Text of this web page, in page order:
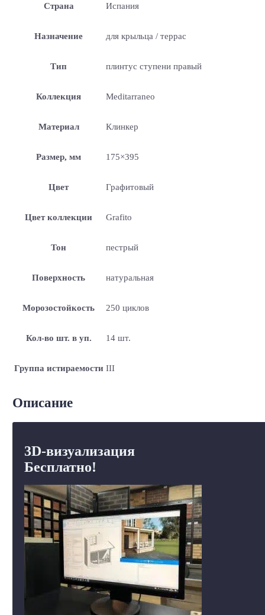
Страна Испания
Назначение для крыльца / террас
Тип плинтус ступени правый
Коллекция Meditarraneo
Материал Клинкер
Размер, мм 175×395
Цвет Графитовый
Цвет коллекции Grafito
Тон пестрый
Поверхность натуральная
Морозостойкость 250 циклов
Кол-во шт. в уп. 14 шт.
Группа истираемости III
Описание
3D-визуализация
Бесплатно!